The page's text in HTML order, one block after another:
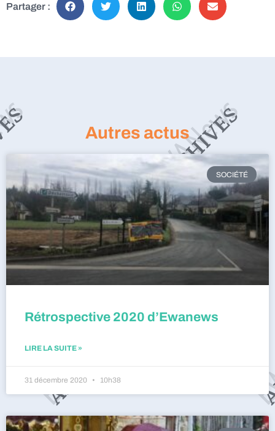
Partager :
Autres actus
SOCIÉTÉ
Rétrospective 2020 d’Ewanews
LIRE LA SUITE »
31 décembre 2020 10h38